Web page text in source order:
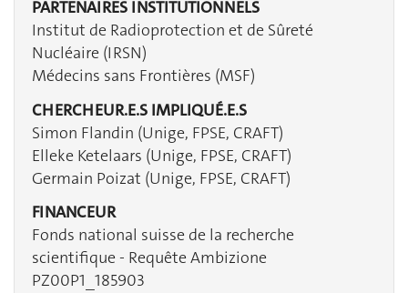
PARTENAIRES INSTITUTIONNELS
Institut de Radioprotection et de Sûreté
Nucléaire (IRSN)
Médecins sans Frontières (MSF)
CHERCHEUR.E.S IMPLIQUÉ.E.S
Simon Flandin (Unige, FPSE, CRAFT)
Elleke Ketelaars (Unige, FPSE, CRAFT)
Germain Poizat (Unige, FPSE, CRAFT)
FINANCEUR
Fonds national suisse de la recherche
scientifique - Requête Ambizione
PZ00P1_185903